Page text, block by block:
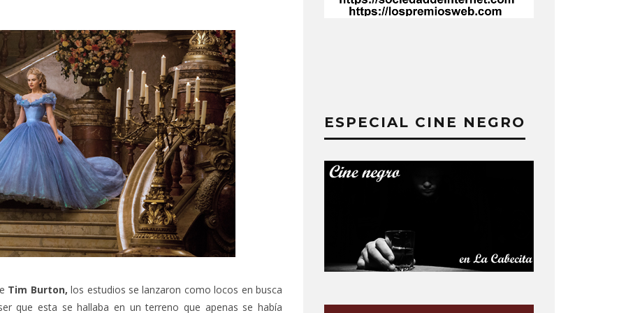
Tim Burton,los estudios se lanzaron como locos en busca
que esta se hallaba en un terreno que apenas se había
ESPECIAL CINE NEGRO